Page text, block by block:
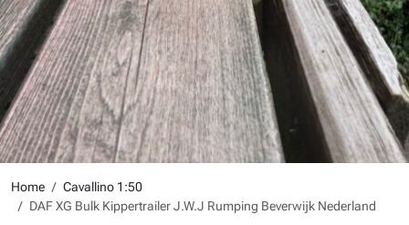
Home
Cavallino 1:50
DAF XG Bulk Kippertrailer J.W.J Rumping Beverwijk Nederland